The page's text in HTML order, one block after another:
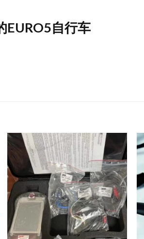
EURO5自行车